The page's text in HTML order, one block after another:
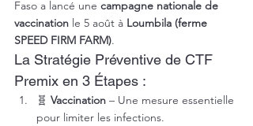
Faso a lancé une campagne nationale de
vaccination le 5 août à Loumbila (ferme
SPEED FIRM FARM).
La Stratégie Préventive de CTF
Premix en 3 Étapes :
🧬 Vaccination – Une mesure essentielle
pour limiter les infections.